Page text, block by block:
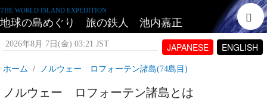
THE WORLD ISLAND EXPEDITION
地球の島めぐり 旅の鉄人 池内嘉正
JAPANESE ENGLISH
2026年8月 7日(金) 03:21 JST
ホーム ノルウェー ロフォーテン諸島(74島目)
ノルウェー ロフォーテン諸島とは